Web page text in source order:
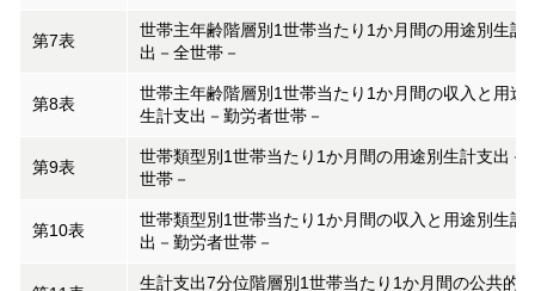
第7表
世帯主年齢階層別1世帯当たり1か月間の用途別生計
出－全世帯－
第8表
世帯主年齢階層別1世帯当たり1か月間の収入と用途
生計支出－勤労者世帯－
第9表
世帯類型別1世帯当たり1か月間の用途別生計支出－
世帯－
第10表
世帯類型別1世帯当たり1か月間の収入と用途別生計
出－勤労者世帯－
生計支出7分位階層別1世帯当たり1か月間の公共的